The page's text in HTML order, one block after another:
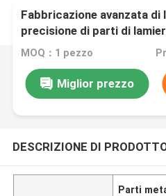
Fabbricazione avanzata
precisione di parti di
MOQ：1 pezzo
Miglior prezzo
DESCRIZIONE DI
Parti